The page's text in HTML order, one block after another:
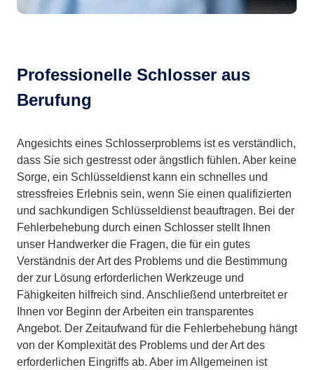
Professionelle Schlosser aus
Berufung
Angesichts eines Schlosserproblems ist es verständlich,
dass Sie sich gestresst oder ängstlich fühlen. Aber keine
Sorge, ein Schlüsseldienst kann ein schnelles und
stressfreies Erlebnis sein, wenn Sie einen qualifizierten
und sachkundigen Schlüsseldienst beauftragen. Bei der
Fehlerbehebung durch einen Schlosser stellt Ihnen
unser Handwerker die Fragen, die für ein gutes
Verständnis der Art des Problems und die Bestimmung
der zur Lösung erforderlichen Werkzeuge und
Fähigkeiten hilfreich sind. Anschließend unterbreitet er
Ihnen vor Beginn der Arbeiten ein transparentes
Angebot. Der Zeitaufwand für die Fehlerbehebung hängt
von der Komplexität des Problems und der Art des
erforderlichen Eingriffs ab. Aber im Allgemeinen ist